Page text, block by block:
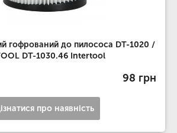
гофрований до пилососа DT-1020 /
DT-1030.46 Intertool
98 грн
про наявність